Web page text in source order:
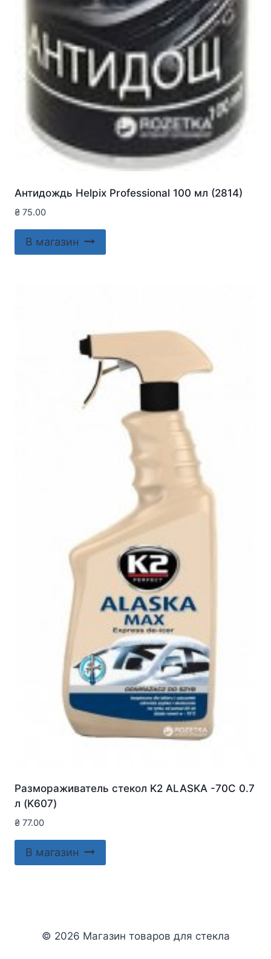
Антидождь Helpix Professional 100 мл (2814)
₴ 75.00
В магазин
Размораживатель стекол K2 ALASKA -70C 0.7
л (K607)
₴ 77.00
В магазин
© 2026 Магазин товаров для стекла